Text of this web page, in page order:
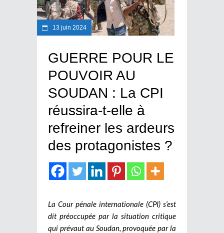
13 juin 2024
GUERRE POUR LE
POUVOIR AU
SOUDAN : La CPI
réussira-t-elle à
refreiner les ardeurs
des protagonistes ?
La Cour pénale internationale (CPI) s’est
dit préoccupée par la situation critique
qui prévaut au Soudan, provoquée par la